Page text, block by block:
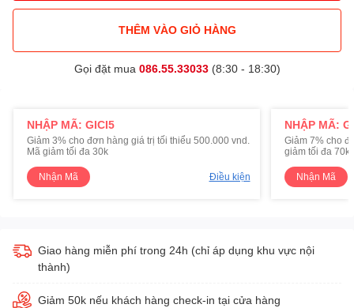
THÊM VÀO GIỎ HÀNG
Gọi đặt mua 086.55.33033(8:30 - 18:30)
NHẬP MÃ: GICI5
Giảm 3% cho đơn hàng giá trị tối thiểu 500.000 vnd.
Mã giảm tối đa 30k
Nhận Mã Điều kiện
NHẬP MÃ:
Giảm 7% cho
giảm tối đa 70k
Nhận Mã
Giao hàng miễn phí trong 24h (chỉ áp dụng khu vực nội
thành)
Giảm 50k nếu khách hàng check-in tại cửa hàng